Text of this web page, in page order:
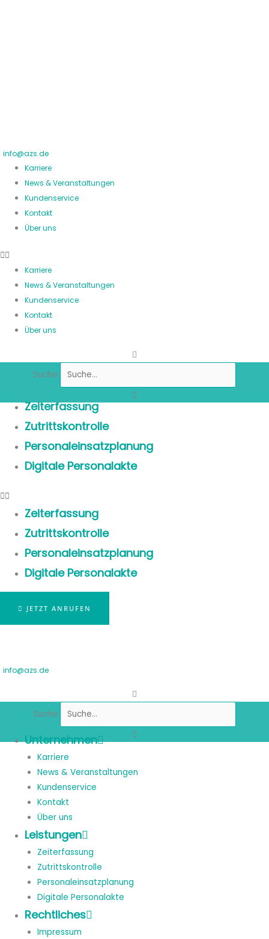
info@azs.de
Karriere
News & Veranstaltungen
Kundenservice
Kontakt
Über uns
Karriere
News & Veranstaltungen
Kundenservice
Kontakt
Über uns
Suche
Zeiterfassung
Zutrittskontrolle
Personaleinsatzplanung
Digitale Personalakte
Zeiterfassung
Zutrittskontrolle
Personaleinsatzplanung
Digitale Personalakte
JETZT ANRUFEN
info@azs.de
Suche
Unternehmen
Karriere
News & Veranstaltungen
Kundenservice
Kontakt
Über uns
Leistungen
Zeiterfassung
Zutrittskontrolle
Personaleinsatzplanung
Digitale Personalakte
Rechtliches
Impressum